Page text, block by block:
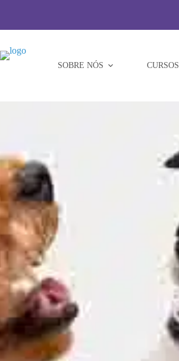
SOBRE NÓS CURSOS